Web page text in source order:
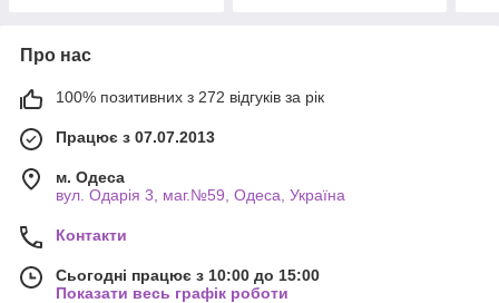
Про нас
100% позитивних з 272 відгуків за рік
Працює з 07.07.2013
м. Одеса
вул. Одарiя 3, маг.№59, Одеса, Україна
Контакти
Сьогодні працює з 10:00 до 15:00
Показати весь графік роботи